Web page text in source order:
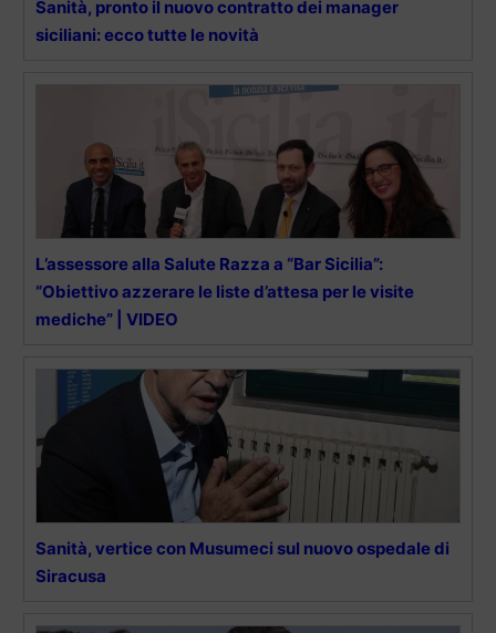
Sanità, pronto il nuovo contratto dei manager
siciliani: ecco tutte le novità
L’assessore alla Salute Razza a “Bar Sicilia”:
“Obiettivo azzerare le liste d’attesa per le visite
mediche” | VIDEO
Sanità, vertice con Musumeci sul nuovo ospedale di
Siracusa